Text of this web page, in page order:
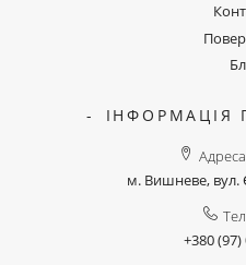
ІНФОРМАЦІЯ
м. Вишневе, вул.
+380 (97)